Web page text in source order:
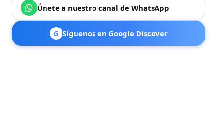
Únete a nuestro canal de WhatsApp
G Síguenos en Google Discover